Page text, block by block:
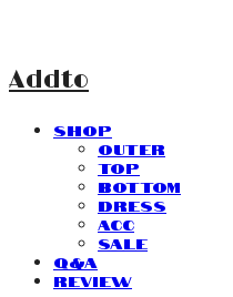
Addto
SHOP
Outer
Top
Bottom
Dress
Acc
Sale
Q&A
Review